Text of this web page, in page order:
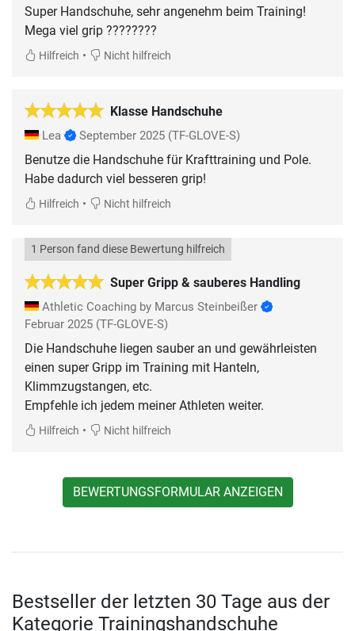
Super Handschuhe, sehr angenehm beim Training!
Mega viel grip ????????
Hilfreich • Nicht hilfreich
Klasse Handschuhe
Lea September 2025 (TF-GLOVE-S)
Benutze die Handschuhe für Krafttraining und Pole.
Habe dadurch viel besseren grip!
Hilfreich • Nicht hilfreich
Super Gripp & sauberes Handling
1 Person fand diese Bewertung hilfreich
Athletic Coaching by Marcus Steinbeißer
Februar 2025 (TF-GLOVE-S)
Die Handschuhe liegen sauber an und gewährleisten
einen super Gripp im Training mit Hanteln,
Klimmzugstangen, etc.
Empfehle ich jedem meiner Athleten weiter.
Hilfreich • Nicht hilfreich
BEWERTUNGSFORMULAR ANZEIGEN
Bestseller der letzten 30 Tage aus der
Kategorie Trainingshandschuhe